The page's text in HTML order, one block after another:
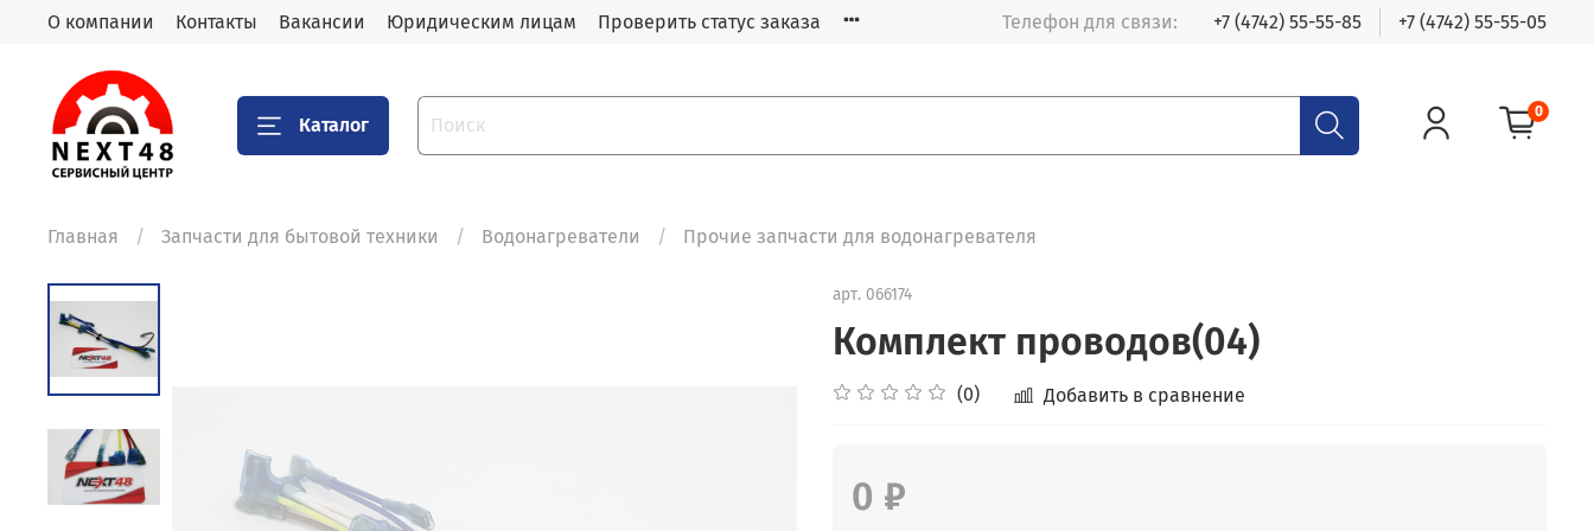
О компании Контакты Вакансии Юридическим лицам Проверить статус заказа Телефон для связи: +7 (4742) 55-55-85 +7 (4742) 55-55-05
Каталог
0
Главная Запчасти для бытовой техники Водонагреватели Прочие запчасти для водонагревателя
арт. 066174
Комплект проводов(04)
(0) Добавить в сравнение
0 ₽